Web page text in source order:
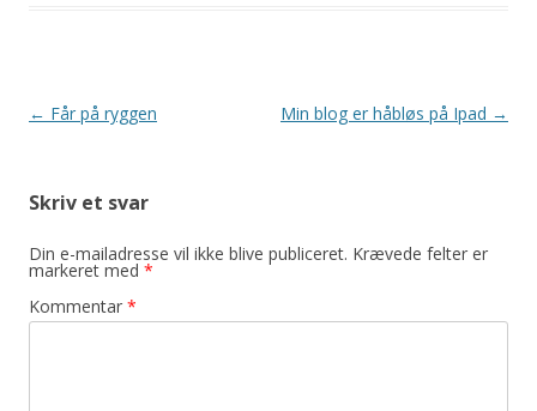
Indlægsnavigation
← Får på ryggen Min blog er håbløs på Ipad →
Skriv et svar
Din e-mailadresse vil ikke blive publiceret. Krævede felter er
markeret med *
Kommentar *